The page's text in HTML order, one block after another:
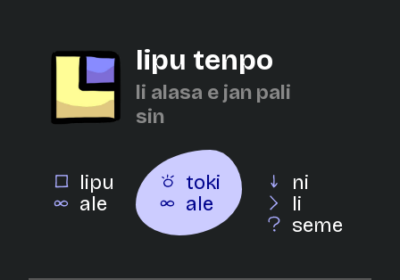
lipu tenpo
li alasa e jan pali
sin
lipu
ale
toki
ale
ni
li
seme